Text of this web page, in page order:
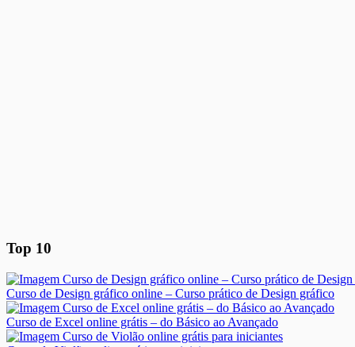
Top 10
Curso de Design gráfico online – Curso prático de Design gráfico
Curso de Excel online grátis – do Básico ao Avançado